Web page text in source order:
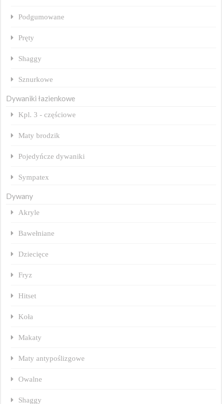
Podgumowane
Pręty
Shaggy
Sznurkowe
Dywaniki łazienkowe
Kpl. 3 - częściowe
Maty brodzik
Pojedyńcze dywaniki
Sympatex
Dywany
Akryle
Bawełniane
Dziecięce
Fryz
Hitset
Koła
Makaty
Maty antypoślizgowe
Owalne
Shaggy